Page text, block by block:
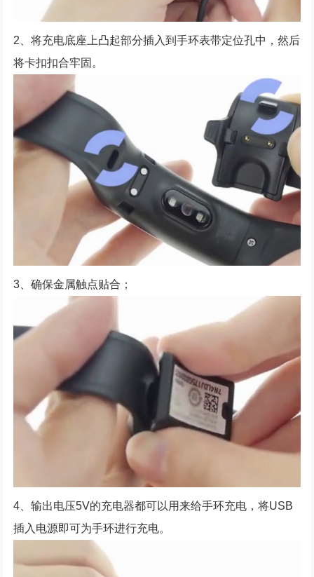
2、将充电底座上凸起部分插入到手环表带定位孔中，然后
将卡扣扣合牢固。
3、确保金属触点贴合；
4、输出电压5V的充电器都可以用来给手环充电，将USB
插入电源即可为手环进行充电。